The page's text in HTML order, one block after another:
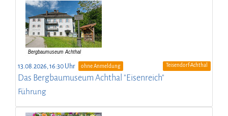
13.08.2026, 16:30 Uhr ohne Anmeldung Teisendorf-Achthal
Das Bergbaumuseum Achthal "Eisenreich"
Führung